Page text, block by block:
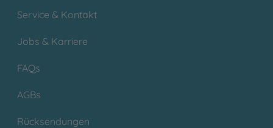
Service & Kontakt
Jobs & Karriere
FAQs
AGBs
Rücksendungen